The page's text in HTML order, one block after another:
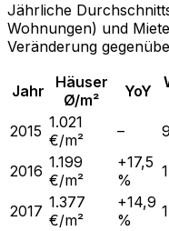
Jährliche
Wohnungen) und
Veränderung
Jahr
Häuser
Ø/m²
YoY
2015 1.021
€/m²
–
2016 1.199
€/m²
+17,5
%
2017 1.377
€/m²
+14,9
%